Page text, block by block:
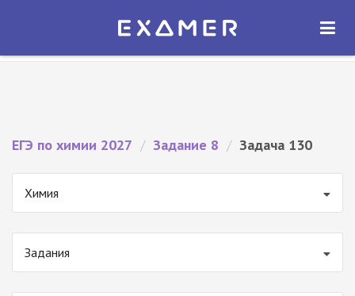
Экзамер — ЕГЭ 2027
ОТКРЫТЬ
ЕГЭ по химии 2027 / Задание 8 / Задача 130
Химия
Задания